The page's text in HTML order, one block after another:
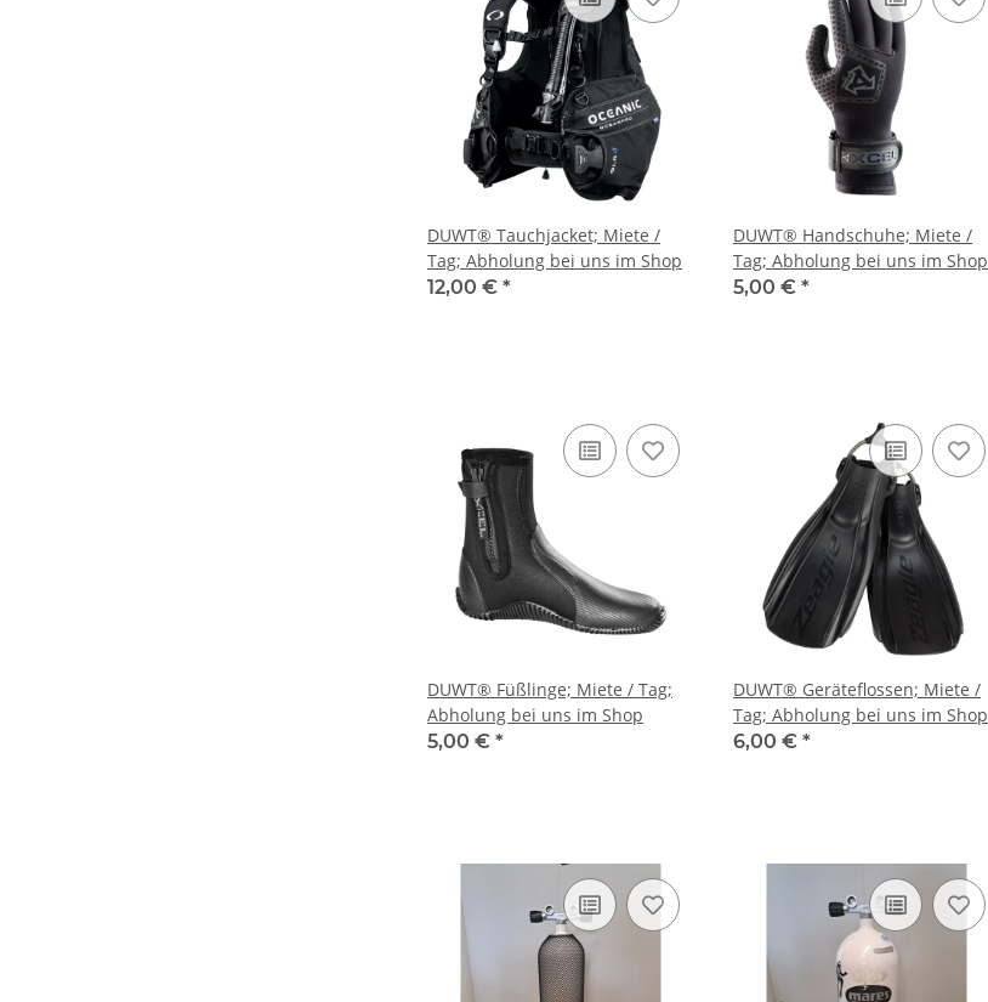
DUWT® Tauchjacket; Miete /
Tag; Abholung bei uns im Shop
12,00 € *
DUWT® Handschuhe; Miete /
Tag; Abholung bei uns im Shop
5,00 € *
DUWT® Füßlinge; Miete / Tag;
Abholung bei uns im Shop
5,00 € *
DUWT® Geräteflossen; Miete /
Tag; Abholung bei uns im Shop
6,00 € *